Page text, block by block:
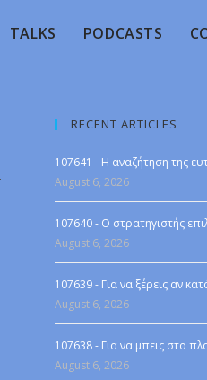
TALKS PODCASTS
RECENT ARTICLES
107641 - Η αναζήτηση της
August 6, 2026
107640 - Ο στρατηγιστής
August 6, 2026
107639 - Για να ξέρεις αν
August 6, 2026
107638 - Για να μπεις στο
August 6, 2026